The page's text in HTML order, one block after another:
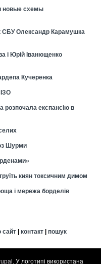
новые схемы
СБУ Олександр Карамушка
і Юрій Іванющенко
Кучеренка
розпочала експансію в
Шурми
киян токсичним димом
і мережа борделів
сайт| контакт| пошук
. У логотипі використана